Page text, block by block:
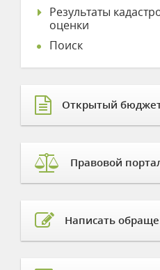
Результаты
оценки
Поиск
Открытый
Правовой
Написать